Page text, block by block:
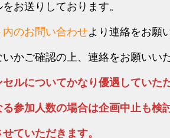
お送りしております。
内のお問い合わせより連絡をお願
かご確認の上、連絡をお願いい
ルについてかなり優遇していた
参加人数の場合は企画中止も検
ていただきます。